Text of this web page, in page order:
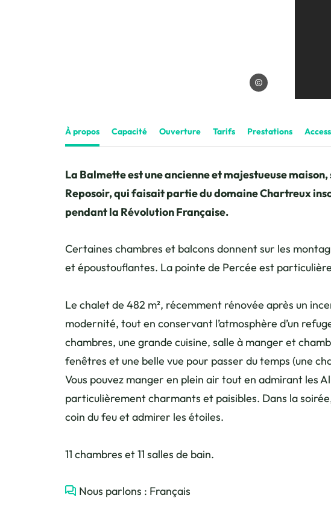
La Balmette
À propos Capacité Ouverture Tarifs Prestations
La Balmette est une ancienne et majestueuse
Reposoir, qui faisait partie du domaine Chartreux
pendant la Révolution Française.
Certaines chambres et balcons donnent sur les
et époustouflantes. La pointe de Percée est
Le chalet de 482 m², récemment rénovée après un
modernité, tout en conservant l’atmosphère d’un
chambres, une grande cuisine, salle à manger et
fenêtres et une belle vue pour passer du temps (une
Vous pouvez manger en plein air tout en admirant les
particulièrement charmants et paisibles. Dans la
coin du feu et admirer les étoiles.
11 chambres et 11 salles de bain.
Nous parlons : Français